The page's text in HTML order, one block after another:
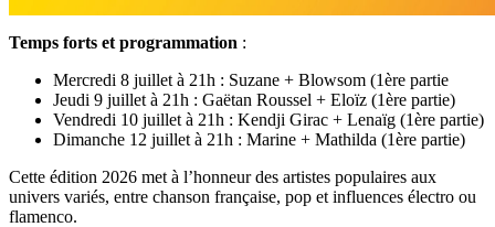
Temps forts et programmation :
Mercredi 8 juillet à 21h : Suzane + Blowsom (1ère partie
Jeudi 9 juillet à 21h : Gaëtan Roussel + Eloïz (1ère partie)
Vendredi 10 juillet à 21h : Kendji Girac + Lenaïg (1ère partie)
Dimanche 12 juillet à 21h : Marine + Mathilda (1ère partie)
Cette édition 2026 met à l’honneur des artistes populaires aux
univers variés, entre chanson française, pop et influences électro ou
flamenco.